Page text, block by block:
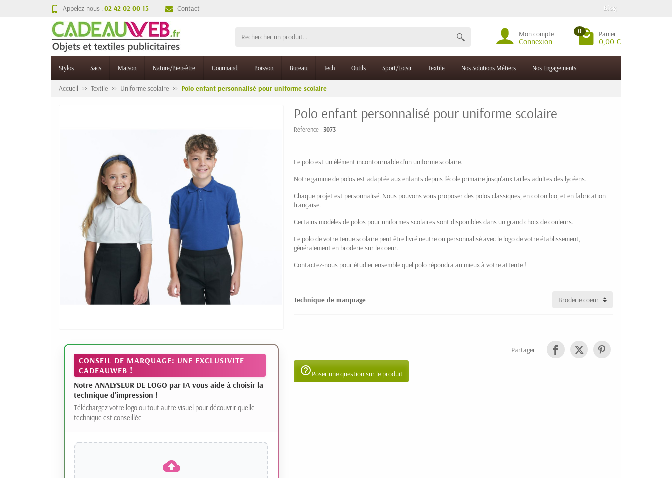
Appelez-nous :02 42 02 00 15 Contact Blog
Mon compte
Connexion
0 Panier
0,00 €
Stylos Sacs Maison Nature/Bien-être Gourmand Boisson Bureau Tech Outils Sport/Loisir Textile Nos Solutions Métiers Nos Engagements
Accueil Textile Uniforme scolaire Polo enfant personnalisé pour uniforme scolaire
CONSEIL DE MARQUAGE: UNE EXCLUSIVITE
CADEAUWEB !
Notre ANALYSEUR DE LOGO par IA vous aide à choisir la
technique d'impression !
Téléchargez votre logo ou tout autre visuel pour découvrir quelle
technique est conseillée
Polo enfant personnalisé pour uniforme scolaire
Référence : 3073
Le polo est un élément incontournable d'un uniforme scolaire.
Notre gamme de polos est adaptée aux enfants depuis l'école primaire jusqu'aux tailles adultes des lycéens.
Chaque projet est personnalisé. Nous pouvons vous proposer des polos classiques, en coton bio, et en fabrication
française.
Certains modèles de polos pour uniformes scolaires sont disponibles dans un grand choix de couleurs.
Le polo de votre tenue scolaire peut être livré neutre ou personnalisé avec le logo de votre établissement,
généralement en broderie sur le coeur.
Contactez-nous pour étudier ensemble quel polo répondra au mieux à votre attente !
Technique de marquage
Partager
help_outlinePoser une question sur le produit